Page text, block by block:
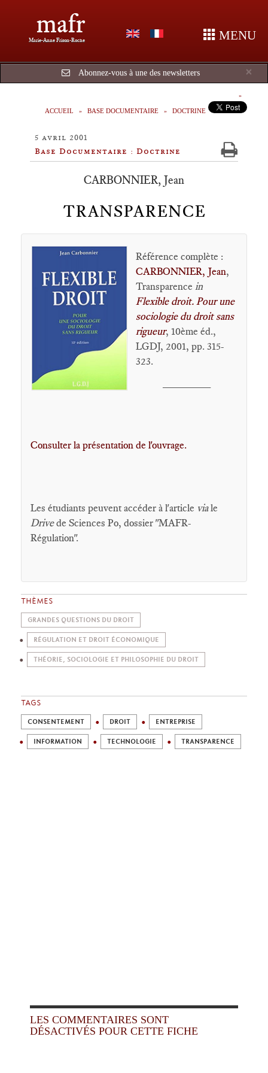
mafr
Marie-Anne Frison-Roche MENU
×
Abonnez-vous à une des newsletters
ACCUEIL BASE DOCUMENTAIRE DOCTRINE
5 avril 2001
Base Documentaire : Doctrine
CARBONNIER, Jean
TRANSPARENCE
Référence complète :
CARBONNIER, Jean,
Transparence in
Flexible droit. Pour une
sociologie du droit sans
rigueur, 10ème éd.,
LGDJ, 2001, pp. 315-
323.
Consulter la présentation de l'ouvrage.
Les étudiants peuvent accéder à l'article viale
Drivede Sciences Po, dossier "MAFR-
Régulation".
THÈMES
GRANDES QUESTIONS DU DROIT
RÉGULATION ET DROIT ÉCONOMIQUE
THÉORIE, SOCIOLOGIE ET PHILOSOPHIE DU DROIT
TAGS
CONSENTEMENT DROIT ENTREPRISE
INFORMATION TECHNOLOGIE TRANSPARENCE
LES COMMENTAIRES SONT
DÉSACTIVÉS POUR CETTE FICHE